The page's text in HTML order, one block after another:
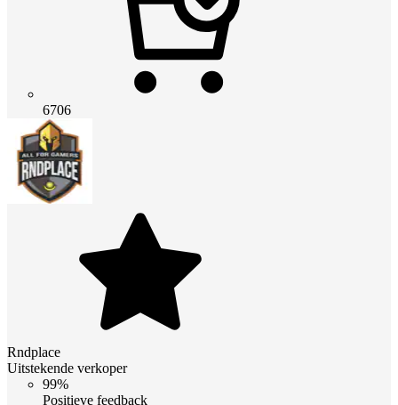
6706
Rndplace
Uitstekende verkoper
99%
Positieve feedback